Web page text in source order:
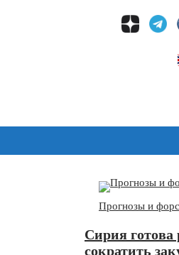
Прогнозы и
Сирия готова
сократить